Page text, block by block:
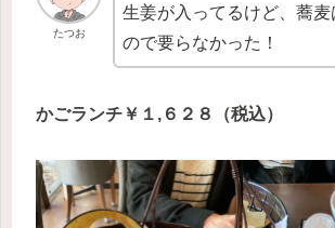
たつお
生姜が入ってるけど、蕎
ので要らなかった！
かごランチ￥１,６２８（税込）